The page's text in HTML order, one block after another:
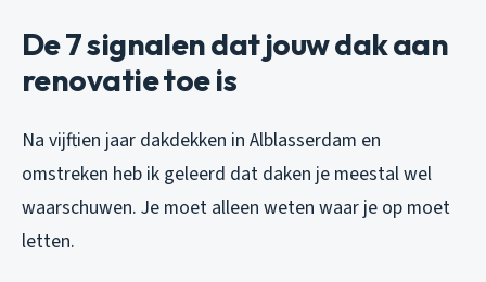
De 7 signalen dat jouw dak aan
renovatie toe is
Na vijftien jaar dakdekken in Alblasserdam en
omstreken heb ik geleerd dat daken je meestal wel
waarschuwen. Je moet alleen weten waar je op moet
letten.